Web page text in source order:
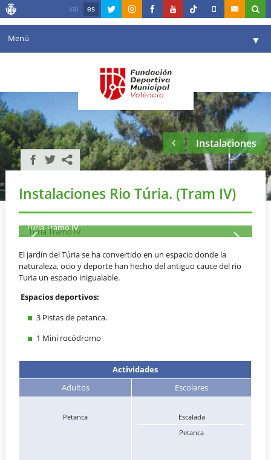
val es
Menú ▼
Agenda
Instalaciones
Comunicación ▼
Valencia en deporte
Portal de Transparencia
Reservas
Instalaciones
Instalaciones Rio Túria. (Tram IV)
Turia Tramo IV
El jardín del Túria se ha convertido en un espacio donde la
naturaleza, ocio y deporte han hecho del antiguo cauce del rio
Turia un espacio inigualable.
Espacios deportivos:
3 Pistas de petanca.
1 Mini rocódromo
Actividades
Adultos
Escolares
Petanca
Escalada
Petanca